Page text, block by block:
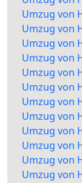
Umzug von
Umzug von
Umzug von
Umzug von
Umzug von
Umzug von
Umzug von
Umzug von
Umzug von
Umzug von
Umzug von
Umzug von